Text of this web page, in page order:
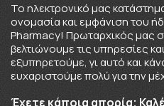
To ηλεκτρονικό μας
ονομασία και εμφάνιση του
Pharmacy! Πρωταρχικός μας
βελτιώνουμε τις υπηρεσίες
εξυπηρετούμε, γι αυτό και
ευχαριστούμε πολύ για την
Έχετε κάποια απορία;